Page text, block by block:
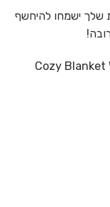
שלך ישמחו להיחשף